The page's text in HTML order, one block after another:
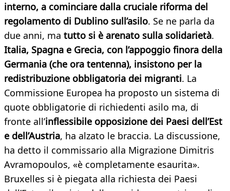
interno, a cominciare dalla cruciale riforma del
regolamento di Dublino sull’asilo. Se ne parla da
due anni, ma tutto si è arenato sulla solidarietà.
Italia, Spagna e Grecia, con l’appoggio finora della
Germania (che ora tentenna), insistono per la
redistribuzione obbligatoria dei migranti. La
Commissione Europea ha proposto un sistema di
quote obbligatorie di richiedenti asilo ma, di
fronte all’inflessibile opposizione dei Paesi dell’Est
e dell’Austria, ha alzato le braccia. La discussione,
ha detto il commissario alla Migrazione Dimitris
Avramopoulos, «è completamente esaurita».
Bruxelles si è piegata alla richiesta dei Paesi